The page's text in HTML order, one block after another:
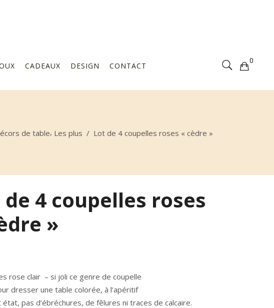
CADEAUX DESIGN CONTACT
0
Votre sélection est vide
de table, Les plus / Lot de 4 coupelles roses « cèdre »
de 4 coupelles roses
»
rose clair – si joli ce genre de coupelle
dresser une table colorée, à l’apéritif
état, pas d’ébréchures, de fêlures ni traces de calcaire.